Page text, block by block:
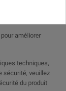
améliorer
techniques,
sécurité, veuillez
du produit